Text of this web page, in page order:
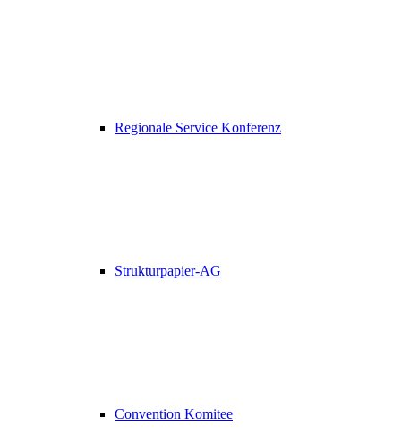
Regionale Service Konferenz
Strukturpapier-AG
Convention Komitee